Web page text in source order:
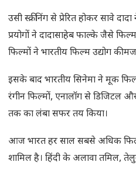
उसी स्क्रीनिंग से प्रेरित होकर सावे
प्रयोगों ने दादासाहेब फाल्के जैसे
फिल्मों ने भारतीय फिल्म उद्योग की
इसके बाद भारतीय सिनेमा ने मूक
रंगीन फिल्मों, एनालॉग से डिजिटल
तक का लंबा सफर तय किया।
आज भारत हर साल सबसे अधिक
शामिल है। हिंदी के अलावा तमिल,